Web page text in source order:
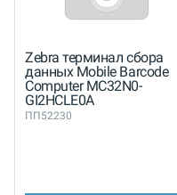
Zebra терминал сбора
данных Mobile Barcode
Computer MC32N0-
GI2HCLE0A
ПП52230